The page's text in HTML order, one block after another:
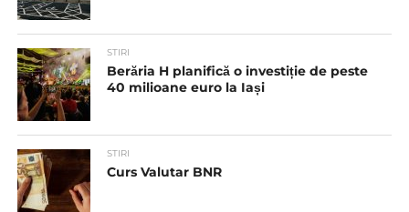
STIRI
Berăria H planifică o investiție de peste
40 milioane euro la Iași
STIRI
Curs Valutar BNR